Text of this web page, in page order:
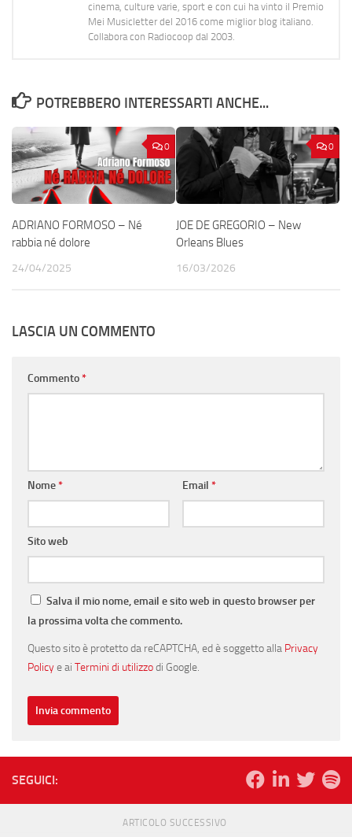
cinema, culture varie, sport e con cui ha vinto il Premio
Mei Musicletter del 2016 come miglior blog italiano.
Collabora con Radiocoop dal 2003.
POTREBBERO INTERESSARTI ANCHE...
0
ADRIANO FORMOSO – Né
rabbia né dolore
24/04/2025
0
JOE DE GREGORIO – New
Orleans Blues
16/03/2026
LASCIA UN COMMENTO
Commento*
Nome* Email *
Sito web
Salva il mio nome, email e sito web in questo browser per
la prossima volta che commento.
Questo sito è protetto da reCAPTCHA, ed è soggetto alla Privacy
Policye ai Termini di utilizzodi Google.
SEGUICI:
ARTICOLO SUCCESSIVO